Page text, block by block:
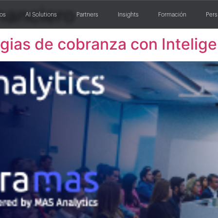
AI Solutions Partners Insights Formación
de cobranza con